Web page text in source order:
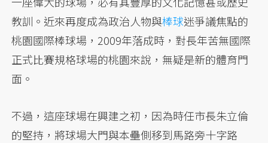
教訓。近來再度成為政治人物與棒球迷爭議焦點的
桃園國際棒球場，2009年落成時，對長年苦無國際
正式比賽規格球場的桃園來說，無疑是新的體育門
面。
不過，這座球場在興建之初，因為時任市長朱立倫
的堅持，將球場大門與本壘側移到馬路旁十字路